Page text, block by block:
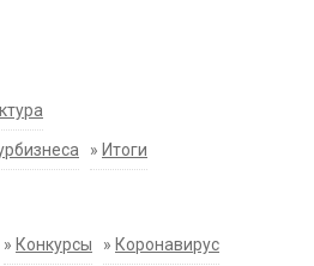
» Итоги
» Конкурсы » Коронавирус